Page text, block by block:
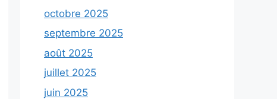
octobre 2025
septembre 2025
août 2025
juillet 2025
juin 2025